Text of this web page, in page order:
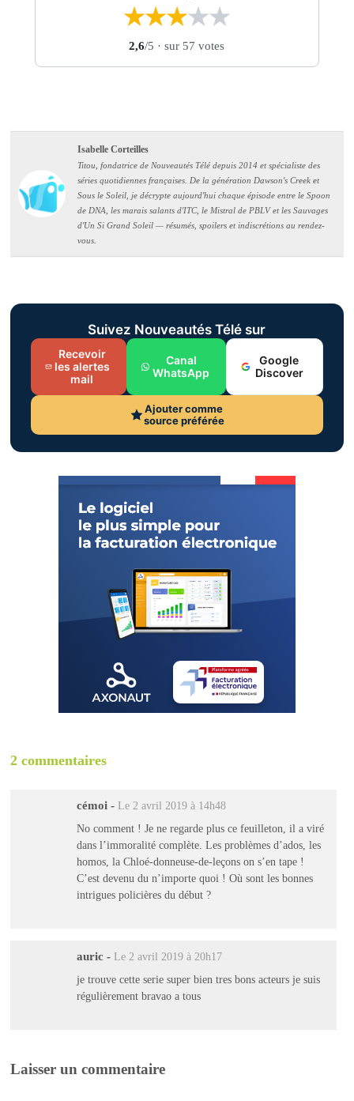
★★★★★
2,6/5 · sur 57 votes
Isabelle Corteilles
Titou, fondatrice de Nouveautés Télé depuis 2014 et spécialiste des
séries quotidiennes françaises. De la génération Dawson's Creek et
Sous le Soleil, je décrypte aujourd'hui chaque épisode entre le Spoon
de DNA, les marais salants d'ITC, le Mistral de PBLV et les Sauvages
d'Un Si Grand Soleil — résumés, spoilers et indiscrétions au rendez-
vous.
Suivez Nouveautés Télé sur
Recevoir
les alertes
mail
Canal
WhatsApp
Google
Discover
Ajouter comme
source préférée
2 commentaires
cémoi - Le 2 avril 2019 à 14h48
No comment ! Je ne regarde plus ce feuilleton, il a viré
dans l’immoralité complète. Les problèmes d’ados, les
homos, la Chloé-donneuse-de-leçons on s’en tape !
C’est devenu du n’importe quoi ! Où sont les bonnes
intrigues policières du début ?
auric - Le 2 avril 2019 à 20h17
je trouve cette serie super bien tres bons acteurs je suis
régulièrement bravao a tous
Laisser un commentaire